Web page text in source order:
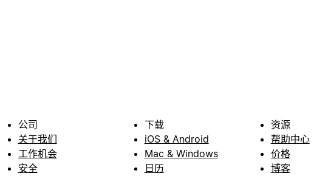
公司
关于我们
工作机会
安全
下载
iOS & Android
Mac & Windows
日历
资源
帮助中心
价格
博客